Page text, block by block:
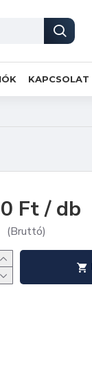
KAPCSOLAT
Ft / db
(Bruttó)